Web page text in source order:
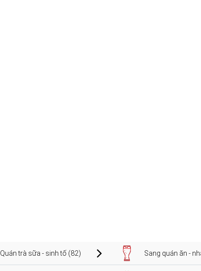
Quán trà sữa - sinh tố (82) Sang quán ăn -